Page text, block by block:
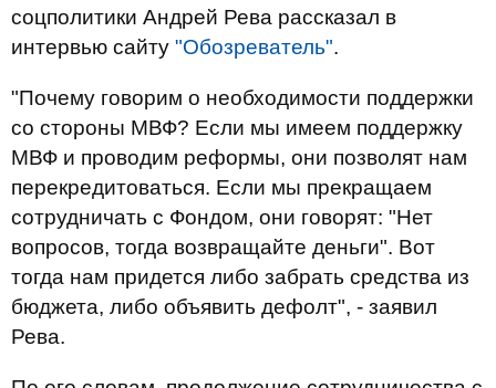
соцполитики Андрей Рева рассказал в
интервью сайту "Обозреватель".
"Почему говорим о необходимости поддержки
со стороны МВФ? Если мы имеем поддержку
МВФ и проводим реформы, они позволят нам
перекредитоваться. Если мы прекращаем
сотрудничать с Фондом, они говорят: "Нет
вопросов, тогда возвращайте деньги". Вот
тогда нам придется либо забрать средства из
бюджета, либо объявить дефолт", - заявил
Рева.